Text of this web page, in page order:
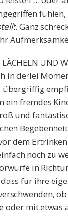
. Ganz
UND
in derlei
ein fremdes
und
dem
noch zu
in
für ihre
oder mit